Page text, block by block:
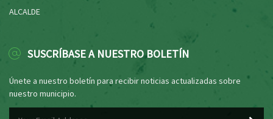
ALCALDE
SUSCRÍBASE A NUESTRO BOLETÍN
Únete a nuestro boletín para recibir noticias actualizadas sobre
nuestro municipio.